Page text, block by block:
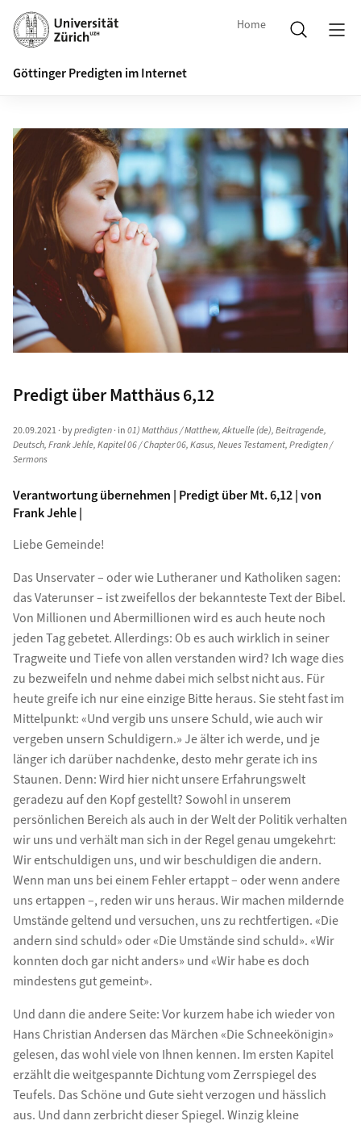
Home
Göttinger Predigten im Internet
Predigt über Matthäus 6,12
20.09.2021· bypredigten· in01) Matthäus / Matthew,Aktuelle (de),Beitragende,
Deutsch,Frank Jehle,Kapitel 06 / Chapter 06,Kasus,Neues Testament,Predigten /
Sermons
Verantwortung übernehmen | Predigt über Mt. 6,12 | von
Frank Jehle |
Liebe Gemeinde!
Das Unservater – oder wie Lutheraner und Katholiken sagen:
das Vaterunser – ist zweifellos der bekannteste Text der Bibel.
Von Millionen und Abermillionen wird es auch heute noch
jeden Tag gebetet. Allerdings: Ob es auch wirklich in seiner
Tragweite und Tiefe von allen verstanden wird? Ich wage dies
zu bezweifeln und nehme dabei mich selbst nicht aus. Für
heute greife ich nur eine einzige Bitte heraus. Sie steht fast im
Mittelpunkt: «Und vergib uns unsere Schuld, wie auch wir
vergeben unsern Schuldigern.» Je älter ich werde, und je
länger ich darüber nachdenke, desto mehr gerate ich ins
Staunen. Denn: Wird hier nicht unsere Erfahrungswelt
geradezu auf den Kopf gestellt? Sowohl in unserem
persönlichen Bereich als auch in der Welt der Politik verhalten
wir uns und verhält man sich in der Regel genau umgekehrt:
Wir entschuldigen uns, und wir beschuldigen die andern.
Wenn man uns bei einem Fehler ertappt – oder wenn andere
uns ertappen –, reden wir uns heraus. Wir machen mildernde
Umstände geltend und versuchen, uns zu rechtfertigen. «Die
andern sind schuld» oder «Die Umstände sind schuld». «Wir
konnten doch gar nicht anders» und «Wir habe es doch
mindestens gut gemeint».
Und dann die andere Seite: Vor kurzem habe ich wieder von
Hans Christian Andersen das Märchen «Die Schneekönigin»
gelesen, das wohl viele von Ihnen kennen. Im ersten Kapitel
erzählt die weitgespannte Dichtung vom Zerrspiegel des
Teufels. Das Schöne und Gute sieht verzogen und hässlich
aus. Und dann zerbricht dieser Spiegel. Winzig kleine